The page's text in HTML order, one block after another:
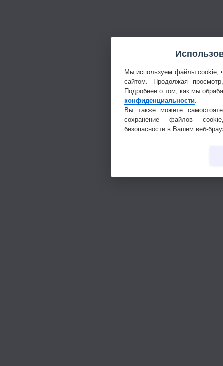
Мы используем файлы cookie,
сайтом. Продолжая
Подробнее о том, как мы
конфиденциальности.
Вы также можете
сохранение файлов
безопасности в Вашем веб-